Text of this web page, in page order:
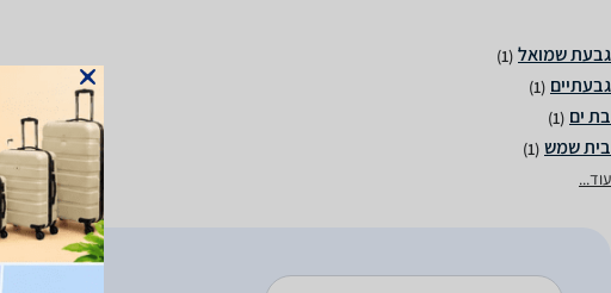
(1)
(1)
(1)
(1)
עוד...